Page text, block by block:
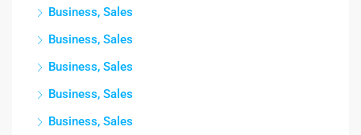
Business, Sales
Business, Sales
Business, Sales
Business, Sales
Business, Sales